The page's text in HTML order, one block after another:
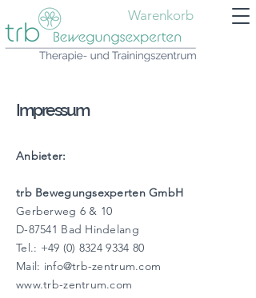
Warenkorb
Impressum
Anbieter:
trb Bewegungsexperten GmbH
Gerberweg 6 & 10
D-87541 Bad Hindelang
Tel.: +49 (0) 8324 9334 80
Mail: info@trb-zentrum.com
www.trb-zentrum.com